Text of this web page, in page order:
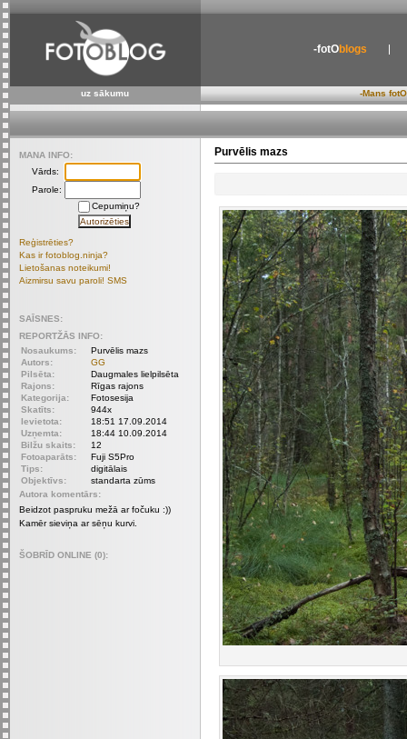
-fotOblogs
uz sākumu -Mans
Purvēlis mazs
MANA INFO:
Vārds:
Parole:
Cepumiņu?
Reģistrēties?
Kas ir fotoblog.ninja?
Lietošanas noteikumi!
Aizmirsu savu paroli! SMS
SAĪSNES:
REPORTŽĀS INFO:
Nosaukums:
Purvēlis mazs
Autors:
GG
Pilsēta:
Daugmales lielpilsēta
Rajons:
Rīgas rajons
Kategorija:
Fotosesija
Skatīts:
944x
Ievietota:
18:51 17.09.2014
Uzņemta:
18:44 10.09.2014
Bilžu skaits:
12
Fotoaparāts:
Fuji S5Pro
Tips:
digitālais
Objektīvs:
standarta zūms
Autora komentārs:
Beidzot paspruku mežā ar fočuku :))
Kamēr sieviņa ar sēņu kurvi.
ŠOBRĪD ONLINE (0):